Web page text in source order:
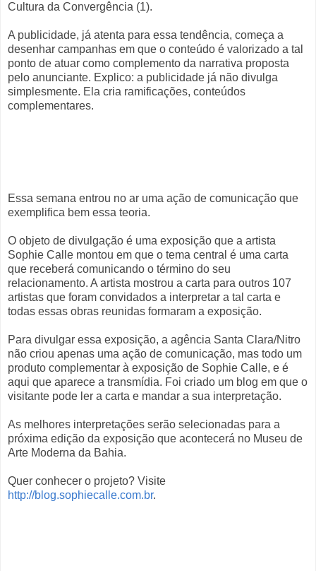
Cultura da Convergência (1).
A publicidade, já atenta para essa tendência, começa a
desenhar campanhas em que o conteúdo é valorizado a tal
ponto de atuar como complemento da narrativa proposta
pelo anunciante. Explico: a publicidade já não divulga
simplesmente. Ela cria ramificações, conteúdos
complementares.
Essa semana entrou no ar uma ação de comunicação que
exemplifica bem essa teoria.
O objeto de divulgação é uma exposição que a artista
Sophie Calle montou em que o tema central é uma carta
que receberá comunicando o término do seu
relacionamento. A artista mostrou a carta para outros 107
artistas que foram convidados a interpretar a tal carta e
todas essas obras reunidas formaram a exposição.
Para divulgar essa exposição, a agência Santa Clara/Nitro
não criou apenas uma ação de comunicação, mas todo um
produto complementar à exposição de Sophie Calle, e é
aqui que aparece a transmídia. Foi criado um blog em que o
visitante pode ler a carta e mandar a sua interpretação.
As melhores interpretações serão selecionadas para a
próxima edição da exposição que acontecerá no Museu de
Arte Moderna da Bahia.
Quer conhecer o projeto? Visite
http://blog.sophiecalle.com.br.